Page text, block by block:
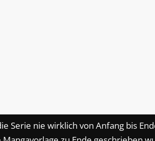
Serie nie wirklich von Anfang bis